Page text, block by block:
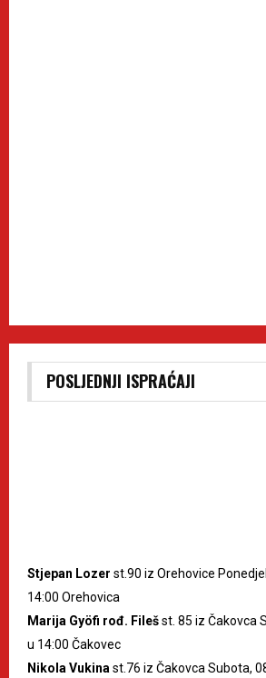
POSLJEDNJI ISPRAĆAJI
Stjepan Lozer st.90 iz Orehovice
14:00 Orehovica
Marija Gyöfi rođ. Filešst. 85 iz Čakovca
u 14:00 Čakovec
Nikola Vukina st.76 iz Čakovca Subota,